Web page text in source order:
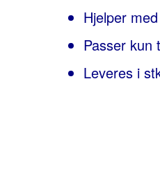
Hjelper
Passer kun
Leveres i